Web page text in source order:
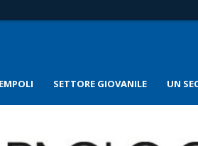
EMPOLI SETTORE GIOVANILE UN